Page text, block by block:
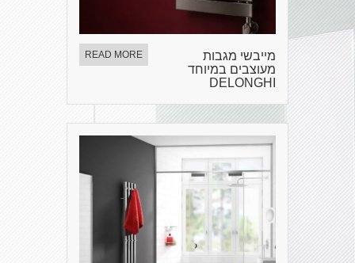
מייבשי מגבות
מעוצבים במיוחד
DELONGHI
READ MORE